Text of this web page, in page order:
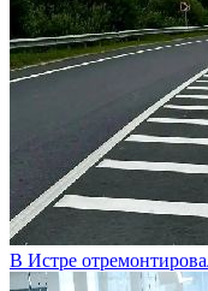
В Истре